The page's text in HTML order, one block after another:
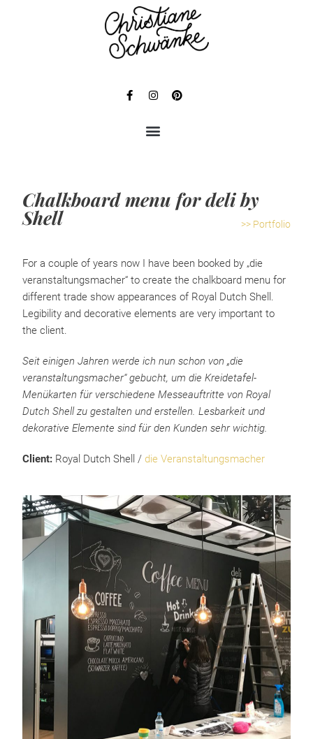
Chalkboard menu for deli by
Shell >> Portfolio
For a couple of years now I have been booked by „die
veranstaltungsmacher“ to create the chalkboard menu for
different trade show appearances of Royal Dutch Shell.
Legibility and decorative elements are very important to
the client.
Seit einigen Jahren werde ich nun schon von „die
veranstaltungsmacher“ gebucht, um die Kreidetafel-
Menükarten für verschiedene Messeauftritte von Royal
Dutch Shell zu gestalten und erstellen. Lesbarkeit und
dekorative Elemente sind für den Kunden sehr wichtig.
Client: Royal Dutch Shell /die Veranstaltungsmacher